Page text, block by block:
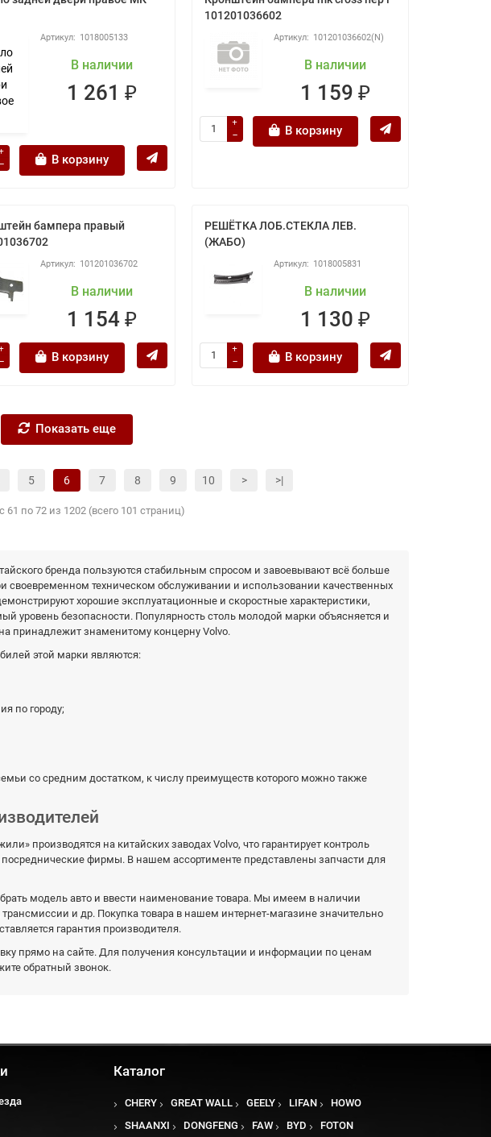
1018005133
В наличии
1 261 ₽
В корзину
101201036602
101201036602(N)
В наличии
1 159 ₽
В корзину
бампера правый
101201036702
В наличии
1 154 ₽
В корзину
РЕШЁТКА ЛОБ.СТЕКЛА ЛЕВ.
(ЖАБО)
1018005831
В наличии
1 130 ₽
В корзину
Показать еще
5 6 7 8 9 10 > >|
61 по 72 из 1202 (всего 101 страниц)
бренда пользуются стабильным спросом и завоевывают всё больше
своевременном техническом обслуживании и использовании качественных
хорошие эксплуатационные и скоростные характеристики,
уровень безопасности. Популярность столь молодой марки объясняется и
принадлежит знаменитому концерну Volvo.
этой марки являются:
по городу;
со средним достатком, к числу преимуществ которого можно также
производятся на китайских заводах Volvo, что гарантирует контроль
фирмы. В нашем ассортименте представлены запчасти для
модель авто и ввести наименование товара. Мы имеем в наличии
трансмиссии и др. Покупка товара в нашем интернет-магазине значительно
гарантия производителя.
прямо на сайте. Для получения консультации и информации по ценам
обратный звонок.
Каталог
CHERY GREAT WALL GEELY LIFAN
HOWO
SHAANXI
DONGFENG FAW BYD FOTON